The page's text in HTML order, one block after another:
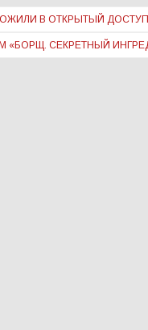
В ОТКРЫТЫЙ ДОСТУП
«БОРЩ. СЕКРЕТНЫЙ